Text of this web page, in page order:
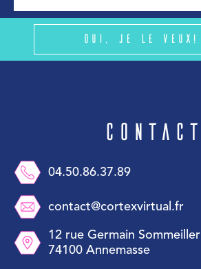
Oui, je le veux!
Contact
04.50.86.37.89
contact@cortexvirtual.fr
12 rue Germain Sommeiller
74100 Annemasse